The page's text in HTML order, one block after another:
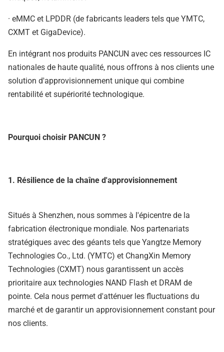
· eMMC et LPDDR (de fabricants leaders tels que YMTC,
CXMT et GigaDevice).
En intégrant nos produits PANCUN avec ces ressources IC
nationales de haute qualité, nous offrons à nos clients une
solution d'approvisionnement unique qui combine
rentabilité et supériorité technologique.
Pourquoi choisir PANCUN ?
1. Résilience de la chaîne d'approvisionnement
Situés à Shenzhen, nous sommes à l'épicentre de la
fabrication électronique mondiale. Nos partenariats
stratégiques avec des géants tels que Yangtze Memory
Technologies Co., Ltd. (YMTC) et ChangXin Memory
Technologies (CXMT) nous garantissent un accès
prioritaire aux technologies NAND Flash et DRAM de
pointe. Cela nous permet d'atténuer les fluctuations du
marché et de garantir un approvisionnement constant pour
nos clients.